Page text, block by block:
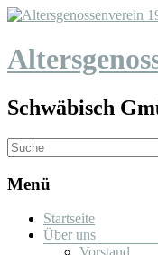
Schwäbisch
Menü
Startseite
Über uns